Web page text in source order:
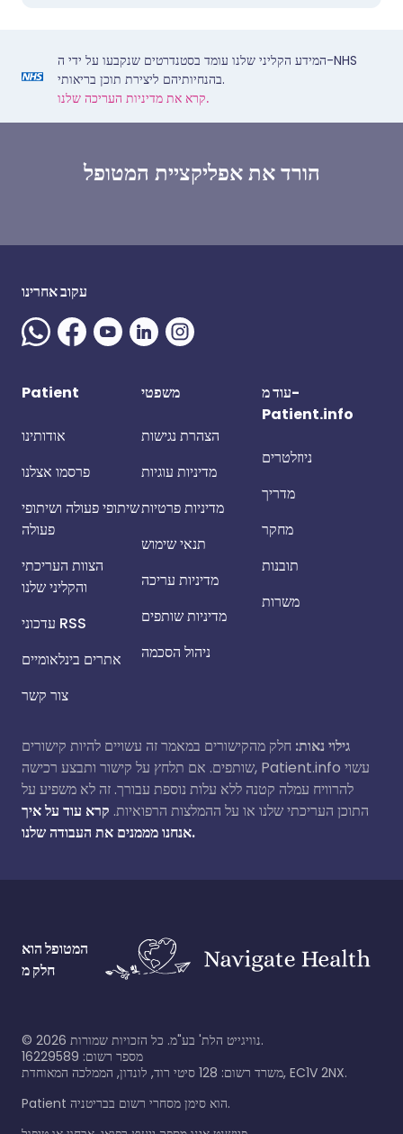
המידע הקליני שלנו עומד בסטנדרטים שנקבעו על ידי ה-NHS
בהנחיותיהם ליצירת תוכן בריאותי.
קרא את מדיניות העריכה שלנו.
הורד את אפליקציית המטופל
עקוב אחרינו
Patient
אודותינו
פרסמו אצלנו
שיתופי פעולה ושיתופי
פעולה
הצוות העריכתי
והקליני שלנו
עדכוני RSS
אתרים בינלאומיים
צור קשר
משפטי
הצהרת נגישות
מדיניות עוגיות
מדיניות פרטיות
תנאי שימוש
מדיניות עריכה
מדיניות שותפים
ניהול הסכמה
עוד מ-
Patient.info
ניוזלטרים
מדריך
מחקר
תובנות
משרות
גילוי נאות: חלק מהקישורים במאמר זה עשויים להיות קישורים
שותפים. אם תלחץ על קישור ותבצע רכישה, Patient.info עשוי
להרוויח עמלה קטנה ללא עלות נוספת עבורך. זה לא משפיע על
התוכן העריכתי שלנו או על ההמלצות הרפואיות. קרא עוד על איך
אנחנו מממנים את העבודה שלנו.
המטופל הוא
חלק מ
© 2026
נוויגייט הלת' בע"מ. כל הזכויות שמורות.
מספר רשום: 16229589
משרד רשום: 128 סיטי רוד, לונדון, הממלכה המאוחדת, EC1V 2NX.
Patient הוא סימן מסחרי רשום בבריטניה.